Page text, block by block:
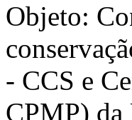
Objeto:
- CCS e
CPMP) da